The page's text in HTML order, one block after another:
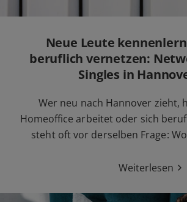
Neue Leute
beruflich vernetzen:
Singles in
Wer neu nach Hannover zieht,
Homeoffice arbeitet oder sich
steht oft vor derselben Frage:
Weiterlesen